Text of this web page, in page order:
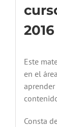
Este
en el
Consta